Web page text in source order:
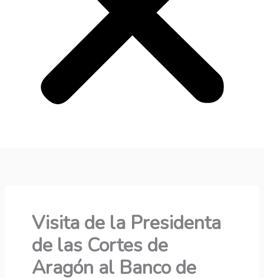
Visita de la Presidenta
de las Cortes de
Aragón al Banco de